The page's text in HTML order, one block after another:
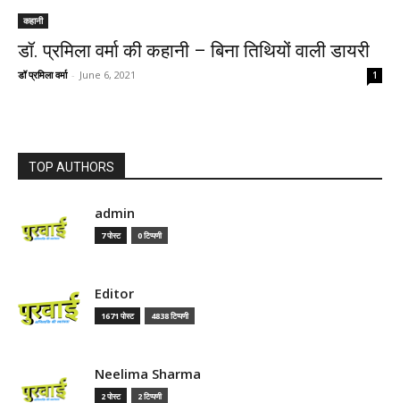
कहानी
डॉ. प्रमिला वर्मा की कहानी – बिना तिथियों वाली डायरी
डॉ प्रमिला वर्मा - June 6, 2021 1
TOP AUTHORS
admin
7 पोस्ट 0 टिप्पणी
Editor
1671 पोस्ट 4838 टिप्पणी
Neelima Sharma
2 पोस्ट 2 टिप्पणी